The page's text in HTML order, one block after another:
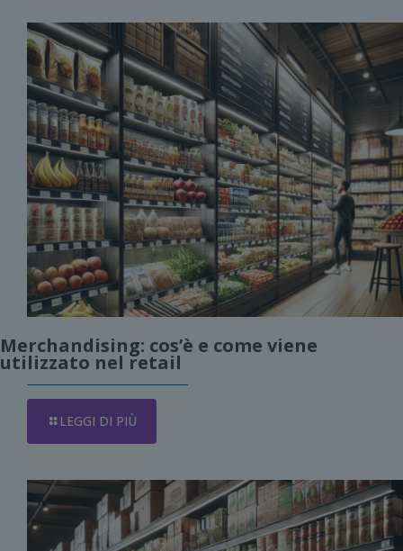
Merchandising: cos’è e come viene
utilizzato nel retail
LEGGI DI PIÙ